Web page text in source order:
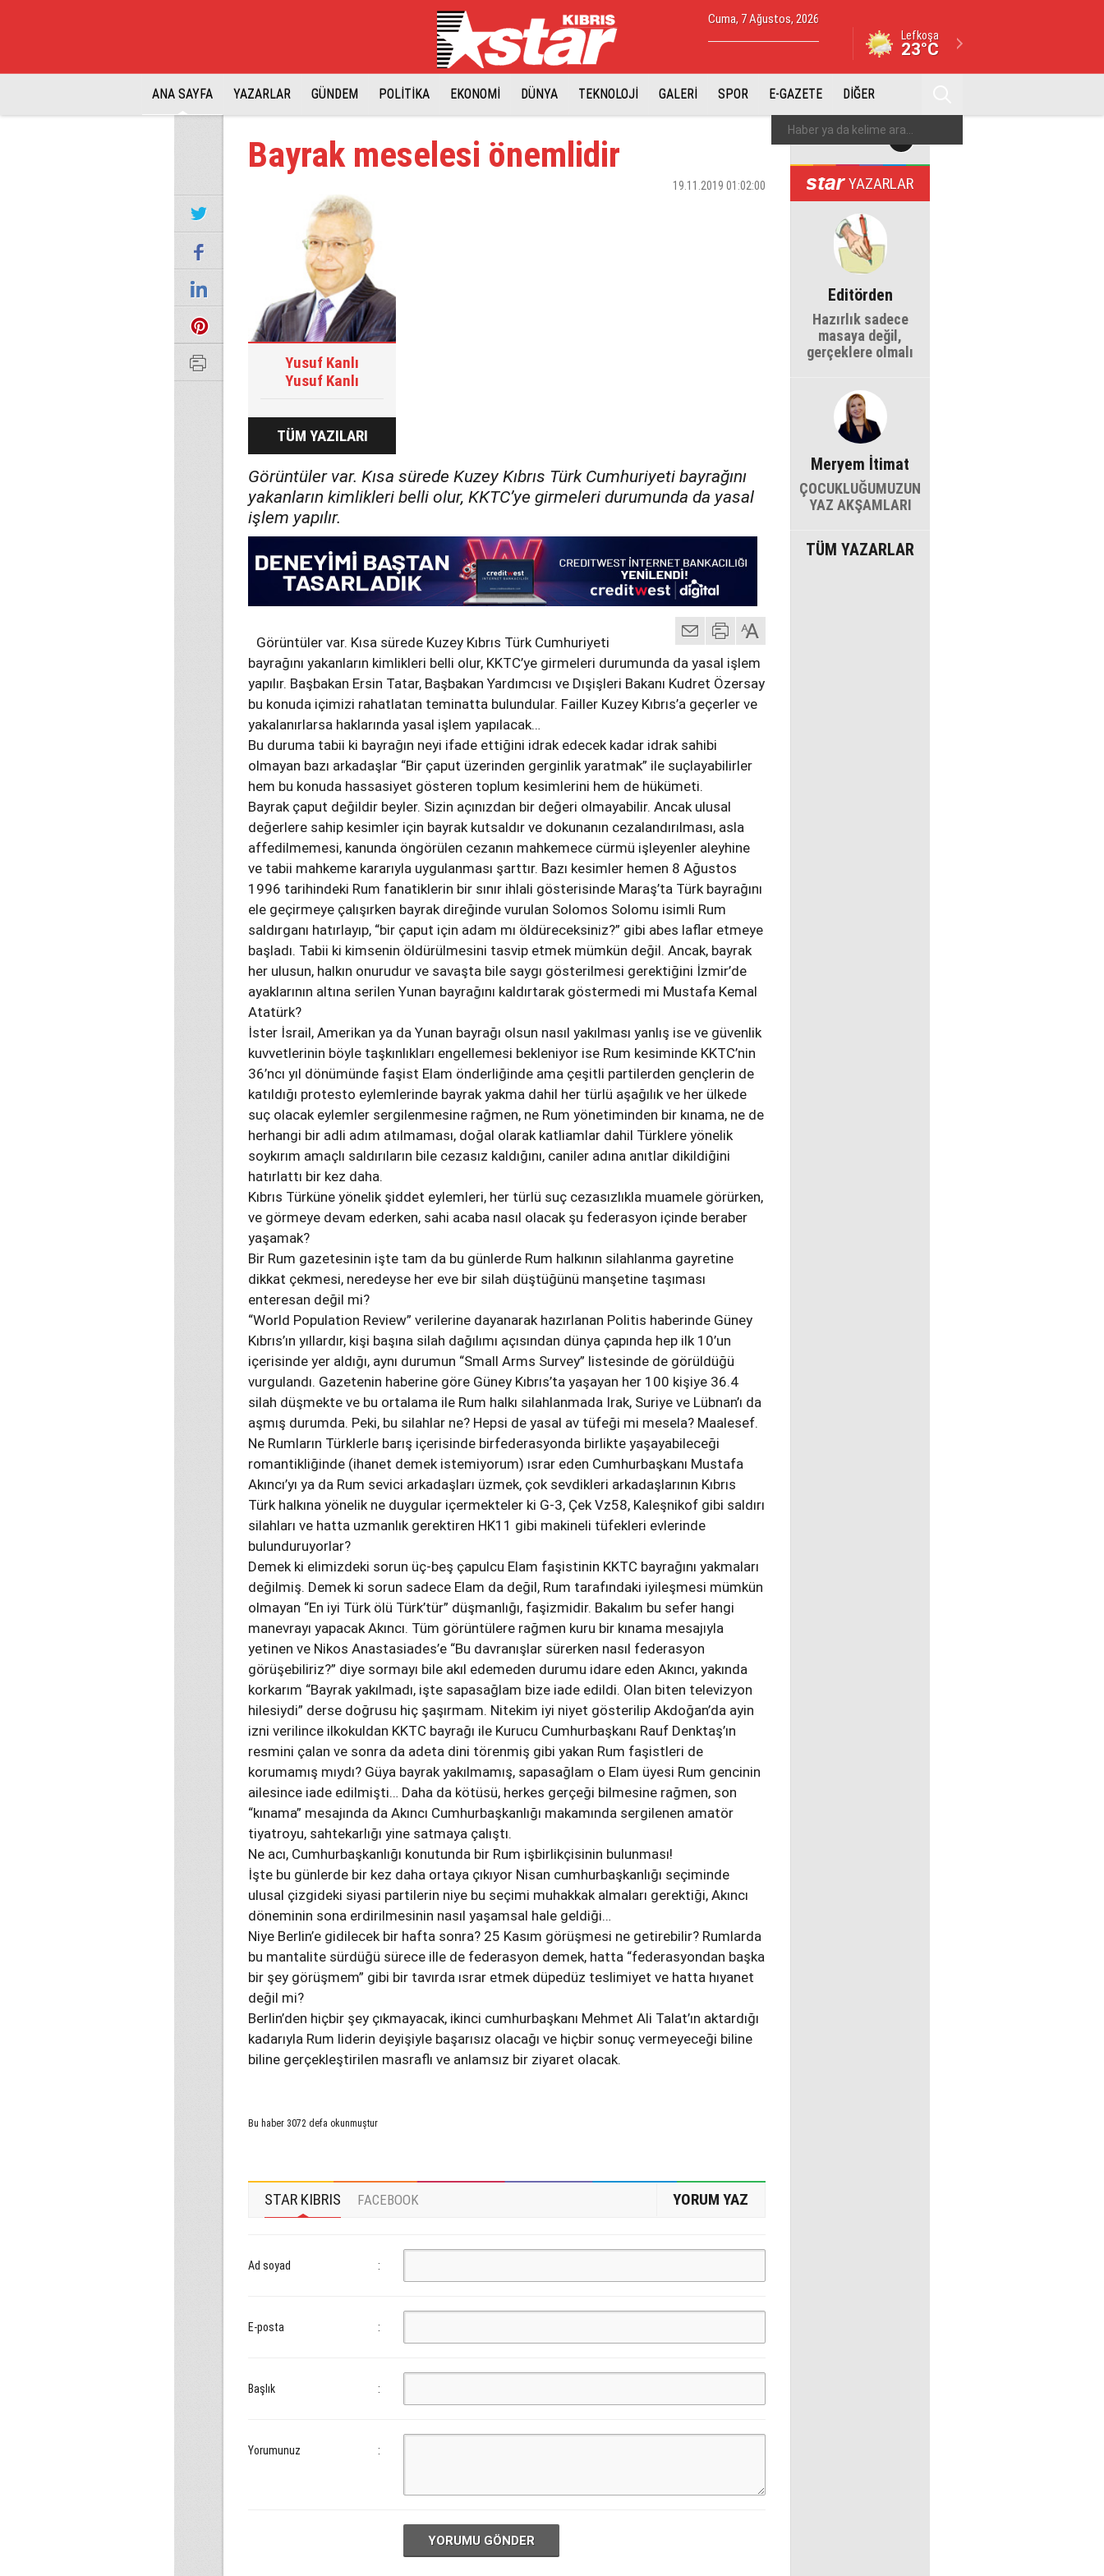
Cuma, 7 Ağustos, 2026
Lefkoşa
23°C
ANA SAYFA YAZARLAR GÜNDEM POLİTİKA EKONOMİ DÜNYA TEKNOLOJİ GALERİ SPOR E-GAZETE DİĞER
Bayrak meselesi önemlidir
19.11.2019 01:02:00
Yusuf Kanlı
Yusuf Kanlı
TÜM YAZILARI
Görüntüler var. Kısa sürede Kuzey Kıbrıs Türk Cumhuriyeti bayrağını
yakanların kimlikleri belli olur, KKTC’ye girmeleri durumunda da yasal
işlem yapılır.
Görüntüler var. Kısa sürede Kuzey Kıbrıs Türk Cumhuriyeti
bayrağını yakanların kimlikleri belli olur, KKTC’ye girmeleri durumunda da yasal işlem
yapılır. Başbakan Ersin Tatar, Başbakan Yardımcısı ve Dışişleri Bakanı Kudret Özersay
bu konuda içimizi rahatlatan teminatta bulundular. Failler Kuzey Kıbrıs’a geçerler ve
yakalanırlarsa haklarında yasal işlem yapılacak…
Bu duruma tabii ki bayrağın neyi ifade ettiğini idrak edecek kadar idrak sahibi
olmayan bazı arkadaşlar “Bir çaput üzerinden gerginlik yaratmak” ile suçlayabilirler
hem bu konuda hassasiyet gösteren toplum kesimlerini hem de hükümeti.
Bayrak çaput değildir beyler. Sizin açınızdan bir değeri olmayabilir. Ancak ulusal
değerlere sahip kesimler için bayrak kutsaldır ve dokunanın cezalandırılması, asla
affedilmemesi, kanunda öngörülen cezanın mahkemece cürmü işleyenler aleyhine
ve tabii mahkeme kararıyla uygulanması şarttır. Bazı kesimler hemen 8 Ağustos
1996 tarihindeki Rum fanatiklerin bir sınır ihlali gösterisinde Maraş’ta Türk bayrağını
ele geçirmeye çalışırken bayrak direğinde vurulan Solomos Solomu isimli Rum
saldırganı hatırlayıp, “bir çaput için adam mı öldüreceksiniz?” gibi abes laflar etmeye
başladı. Tabii ki kimsenin öldürülmesini tasvip etmek mümkün değil. Ancak, bayrak
her ulusun, halkın onurudur ve savaşta bile saygı gösterilmesi gerektiğini İzmir’de
ayaklarının altına serilen Yunan bayrağını kaldırtarak göstermedi mi Mustafa Kemal
Atatürk?
İster İsrail, Amerikan ya da Yunan bayrağı olsun nasıl yakılması yanlış ise ve güvenlik
kuvvetlerinin böyle taşkınlıkları engellemesi bekleniyor ise Rum kesiminde KKTC’nin
36’ncı yıl dönümünde faşist Elam önderliğinde ama çeşitli partilerden gençlerin de
katıldığı protesto eylemlerinde bayrak yakma dahil her türlü aşağılık ve her ülkede
suç olacak eylemler sergilenmesine rağmen, ne Rum yönetiminden bir kınama, ne de
herhangi bir adli adım atılmaması, doğal olarak katliamlar dahil Türklere yönelik
soykırım amaçlı saldırıların bile cezasız kaldığını, caniler adına anıtlar dikildiğini
hatırlattı bir kez daha.
Kıbrıs Türküne yönelik şiddet eylemleri, her türlü suç cezasızlıkla muamele görürken,
ve görmeye devam ederken, sahi acaba nasıl olacak şu federasyon içinde beraber
yaşamak?
Bir Rum gazetesinin işte tam da bu günlerde Rum halkının silahlanma gayretine
dikkat çekmesi, neredeyse her eve bir silah düştüğünü manşetine taşıması
enteresan değil mi?
“World Population Review” verilerine dayanarak hazırlanan Politis haberinde Güney
Kıbrıs’ın yıllardır, kişi başına silah dağılımı açısından dünya çapında hep ilk 10’un
içerisinde yer aldığı, aynı durumun “Small Arms Survey” listesinde de görüldüğü
vurgulandı. Gazetenin haberine göre Güney Kıbrıs’ta yaşayan her 100 kişiye 36.4
silah düşmekte ve bu ortalama ile Rum halkı silahlanmada Irak, Suriye ve Lübnan’ı da
aşmış durumda. Peki, bu silahlar ne? Hepsi de yasal av tüfeği mi mesela? Maalesef.
Ne Rumların Türklerle barış içerisinde birfederasyonda birlikte yaşayabileceği
romantikliğinde (ihanet demek istemiyorum) ısrar eden Cumhurbaşkanı Mustafa
Akıncı’yı ya da Rum sevici arkadaşları üzmek, çok sevdikleri arkadaşlarının Kıbrıs
Türk halkına yönelik ne duygular içermekteler ki G-3, Çek Vz58, Kaleşnikof gibi saldırı
silahları ve hatta uzmanlık gerektiren HK11 gibi makineli tüfekleri evlerinde
bulunduruyorlar?
Demek ki elimizdeki sorun üç-beş çapulcu Elam faşistinin KKTC bayrağını yakmaları
değilmiş. Demek ki sorun sadece Elam da değil, Rum tarafındaki iyileşmesi mümkün
olmayan “En iyi Türk ölü Türk’tür” düşmanlığı, faşizmidir. Bakalım bu sefer hangi
manevrayı yapacak Akıncı. Tüm görüntülere rağmen kuru bir kınama mesajıyla
yetinen ve Nikos Anastasiades’e “Bu davranışlar sürerken nasıl federasyon
görüşebiliriz?” diye sormayı bile akıl edemeden durumu idare eden Akıncı, yakında
korkarım “Bayrak yakılmadı, işte sapasağlam bize iade edildi. Olan biten televizyon
hilesiydi” derse doğrusu hiç şaşırmam. Nitekim iyi niyet gösterilip Akdoğan’da ayin
izni verilince ilkokuldan KKTC bayrağı ile Kurucu Cumhurbaşkanı Rauf Denktaş’ın
resmini çalan ve sonra da adeta dini törenmiş gibi yakan Rum faşistleri de
korumamış mıydı? Güya bayrak yakılmamış, sapasağlam o Elam üyesi Rum gencinin
ailesince iade edilmişti… Daha da kötüsü, herkes gerçeği bilmesine rağmen, son
“kınama” mesajında da Akıncı Cumhurbaşkanlığı makamında sergilenen amatör
tiyatroyu, sahtekarlığı yine satmaya çalıştı.
Ne acı, Cumhurbaşkanlığı konutunda bir Rum işbirlikçisinin bulunması!
İşte bu günlerde bir kez daha ortaya çıkıyor Nisan cumhurbaşkanlığı seçiminde
ulusal çizgideki siyasi partilerin niye bu seçimi muhakkak almaları gerektiği, Akıncı
döneminin sona erdirilmesinin nasıl yaşamsal hale geldiği…
Niye Berlin’e gidilecek bir hafta sonra? 25 Kasım görüşmesi ne getirebilir? Rumlarda
bu mantalite sürdüğü sürece ille de federasyon demek, hatta “federasyondan başka
bir şey görüşmem” gibi bir tavırda ısrar etmek düpedüz teslimiyet ve hatta hıyanet
değil mi?
Berlin’den hiçbir şey çıkmayacak, ikinci cumhurbaşkanı Mehmet Ali Talat’ın aktardığı
kadarıyla Rum liderin deyişiyle başarısız olacağı ve hiçbir sonuç vermeyeceği biline
biline gerçekleştirilen masraflı ve anlamsız bir ziyaret olacak.
Bu haber 3072 defa okunmuştur
STAR KIBRIS FACEBOOK YORUM YAZ
Ad soyad :
E-posta :
Başlık :
Yorumunuz :
YORUMU GÖNDER
YAZARLAR
Editörden
Hazırlık sadece
masaya değil,
gerçeklere olmalı
Meryem İtimat
ÇOCUKLUĞUMUZUN
YAZ AKŞAMLARI
TÜM YAZARLAR